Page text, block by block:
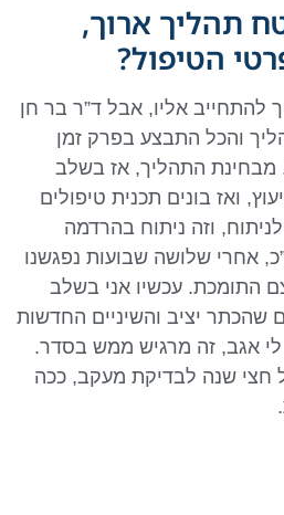
תהליך ארוך,
הטיפול?
להתחייב אליו, אבל ד”ר בר חן
והכל התבצע בפרק זמן
מבחינת התהליך, אז בשלב
ואז בונים תכנית טיפולים
וזה ניתוח בהרדמה
אחרי שלושה שבועות נפגשנו
התומכת. עכשיו אני בשלב
שהכתר יציב והשיניים החדשות
לי אגב, זה מרגיש ממש בסדר.
חצי שנה לבדיקת מעקב, ככה